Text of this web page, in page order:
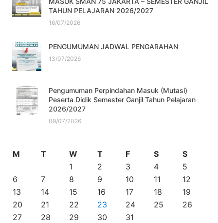
TAHUN PELAJARAN 2026/2027
16/07/2026
PENGUMUMAN JADWAL PENGARAHAN
13/07/2026
Pengumuman Perpindahan Masuk (Mutasi)
Peserta Didik Semester Ganjil Tahun Pelajaran
2026/2027
09/07/2026
M T W T F S
S
1
2 3 4
5
6
7 8 9 10 11
12
13
14 15 16 17 18
19
20
21 22 23 24 25
26
27
28 29 30 31